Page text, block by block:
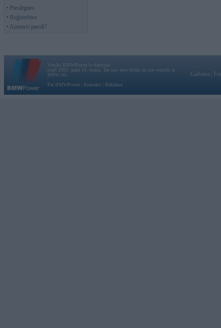
• Pieslēgties
• Reģistrēties
• Aizmirsi paroli?
Vortāls BMWPower.lv darbojas
kopš 2002. gada 14. maija. Tas nav auto klubs un nav saistīts ar
BMW AG.
Par BMWPower
Kontakti Reklāma
Galvena